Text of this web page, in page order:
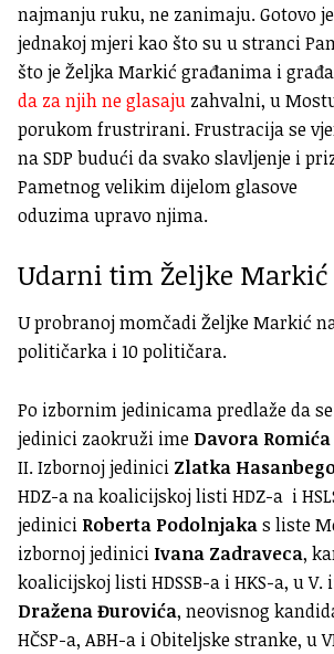
najmanju ruku, ne zanimaju. Gotovo
jednakoj mjeri kao što su u stranci
što je Željka Markić građanima i
da za njih ne glasaju zahvalni, u
porukom frustrirani. Frustracija se
na SDP budući da svako slavljenje i
Pametnog velikim dijelom glasove
oduzima upravo njima.
Udarni tim Željke Markić
U probranoj momčadi Željke Markić
političarka i 10 političara.
Po izbornim jedinicama predlaže da
jedinici zaokruži ime Davora Romića
II. Izbornoj jedinici Zlatka
HDZ-a na koalicijskoj listi HDZ-a i
jedinici Roberta Podolnjakas liste
izbornoj jedinici Ivana Zadraveca,
koalicijskoj listi HDSSB-a i HKS-a, u
Dražena Đurovića, neovisnog
HČSP-a, ABH-a i Obiteljske stranke, u